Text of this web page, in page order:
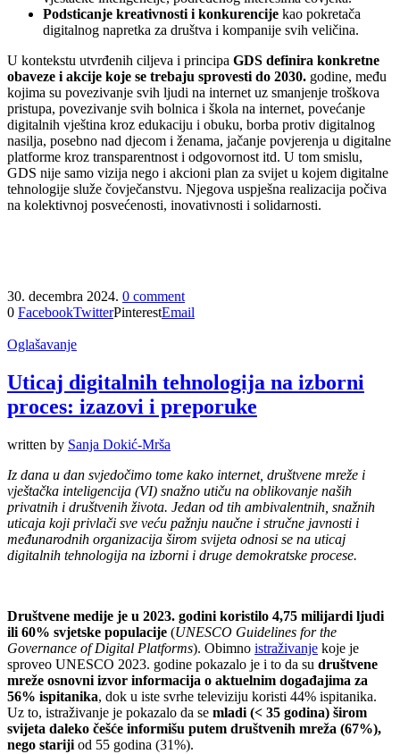
Podsticanje kreativnosti i konkurencije kao pokretača
digitalnog napretka za društva i kompanije svih veličina.
U kontekstu utvrđenih ciljeva i principa GDS definira konkretne
obaveze i akcije koje se trebaju sprovesti do 2030. godine, među
kojima su povezivanje svih ljudi na internet uz smanjenje troškova
pristupa, povezivanje svih bolnica i škola na internet, povećanje
digitalnih vještina kroz edukaciju i obuku, borba protiv digitalnog
nasilja, posebno nad djecom i ženama, jačanje povjerenja u digitalne
platforme kroz transparentnost i odgovornost itd. U tom smislu,
GDS nije samo vizija nego i akcioni plan za svijet u kojem digitalne
tehnologije služe čovječanstvu. Njegova uspješna realizacija počiva
na kolektivnoj posvećenosti, inovativnosti i solidarnosti.
30. decembra 2024. 0 comment
0 FacebookTwitterPinterestEmail
Oglašavanje
Uticaj digitalnih tehnologija na izborni
proces: izazovi i preporuke
written by Sanja Dokić-Mrša
Iz dana u dan svjedočimo tome kako internet, društvene mreže i
vještačka inteligencija (VI) snažno utiču na oblikovanje naših
privatnih i društvenih života. Jedan od tih ambivalentnih, snažnih
uticaja koji privlači sve veću pažnju naučne i stručne javnosti i
međunarodnih organizacija širom svijeta odnosi se na uticaj
digitalnih tehnologija na izborni i druge demokratske procese.
Društvene medije je u 2023. godini koristilo 4,75 milijardi ljudi
ili 60% svjetske populacije (UNESCO Guidelines for the
Governance of Digital Platforms). Obimno istraživanje koje je
sproveo UNESCO 2023. godine pokazalo je i to da su društvene
mreže osnovni izvor informacija o aktuelnim događajima za
56% ispitanika, dok u iste svrhe televiziju koristi 44% ispitanika.
Uz to, istraživanje je pokazalo da se mladi (< 35 godina) širom
svijeta daleko češće informišu putem društvenih mreža (67%),
nego stariji od 55 godina (31%).